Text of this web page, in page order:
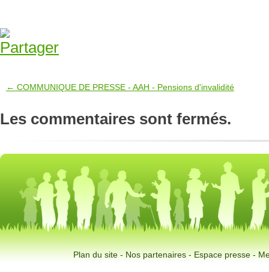
← COMMUNIQUE DE PRESSE - AAH - Pensions d'invalidité
Les commentaires sont fermés.
Plan du site-Nos partenaires-Espace presse-